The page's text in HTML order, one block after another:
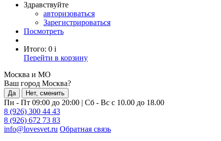
Здравствуйте
авторизоваться
Зарегистрироваться
Посмотреть
Итого: 0 i
Перейти в корзину
Москва и МО
Ваш город Москва?
Да Нет, сменить
Пн - Пт 09:00 до 20:00 | Сб - Вс с 10.00 до 18.00
8 (926) 300 44 43
8 (926) 672 73 83
info@lovesvet.ru Обратная связь